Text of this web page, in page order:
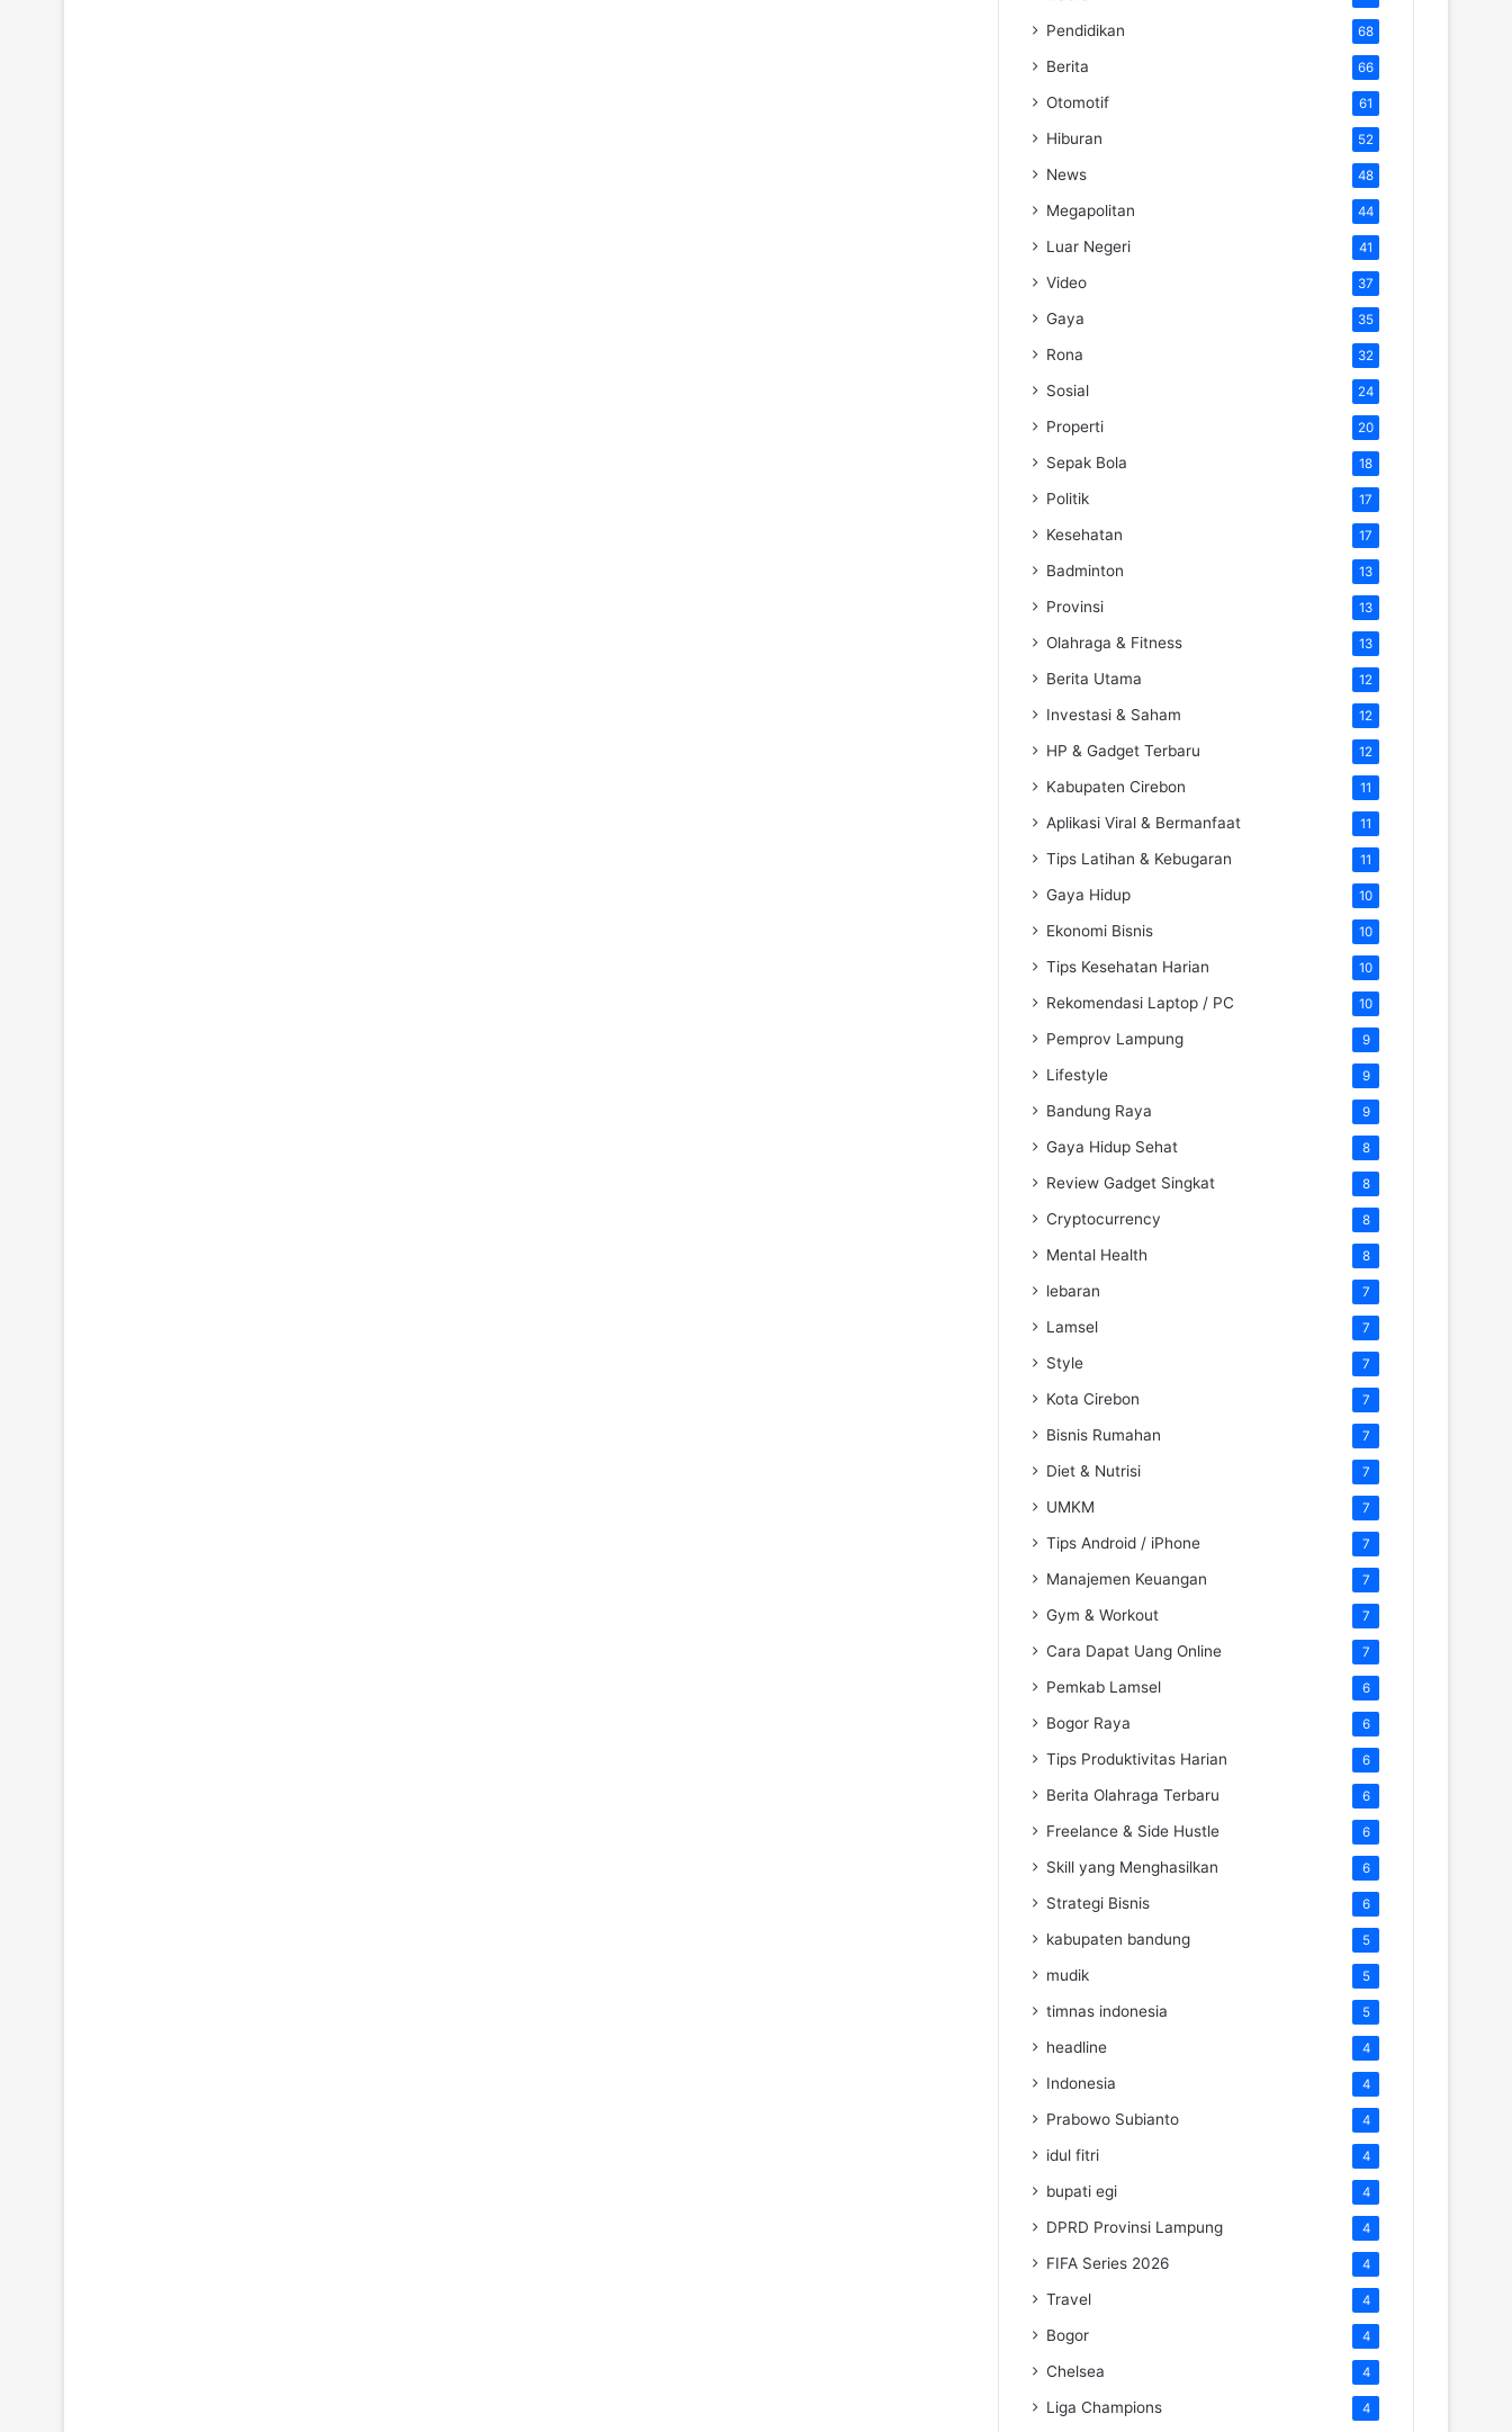
Pendidikan 68
Berita 66
Otomotif 61
Hiburan 52
News 48
Megapolitan 44
Luar Negeri 41
Video 37
Gaya 35
Rona 32
Sosial 24
Properti 20
Sepak Bola 18
Politik 17
Kesehatan 17
Badminton 13
Provinsi 13
Olahraga & Fitness 13
Berita Utama 12
Investasi & Saham 12
HP & Gadget Terbaru 12
Kabupaten Cirebon 11
Aplikasi Viral & Bermanfaat 11
Tips Latihan & Kebugaran 11
Gaya Hidup 10
Ekonomi Bisnis 10
Tips Kesehatan Harian 10
Rekomendasi Laptop / PC 10
Pemprov Lampung 9
Lifestyle 9
Bandung Raya 9
Gaya Hidup Sehat 8
Review Gadget Singkat 8
Cryptocurrency 8
Mental Health 8
lebaran 7
Lamsel 7
Style 7
Kota Cirebon 7
Bisnis Rumahan 7
Diet & Nutrisi 7
UMKM 7
Tips Android / iPhone 7
Manajemen Keuangan 7
Gym & Workout 7
Cara Dapat Uang Online 7
Pemkab Lamsel 6
Bogor Raya 6
Tips Produktivitas Harian 6
Berita Olahraga Terbaru 6
Freelance & Side Hustle 6
Skill yang Menghasilkan 6
Strategi Bisnis 6
kabupaten bandung 5
mudik 5
timnas indonesia 5
headline 4
Indonesia 4
Prabowo Subianto 4
idul fitri 4
bupati egi 4
DPRD Provinsi Lampung 4
FIFA Series 2026 4
Travel 4
Bogor 4
Chelsea 4
Liga Champions 4